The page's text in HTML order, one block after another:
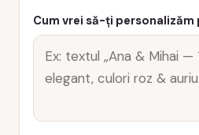
Cum vrei să-ți personalizăm